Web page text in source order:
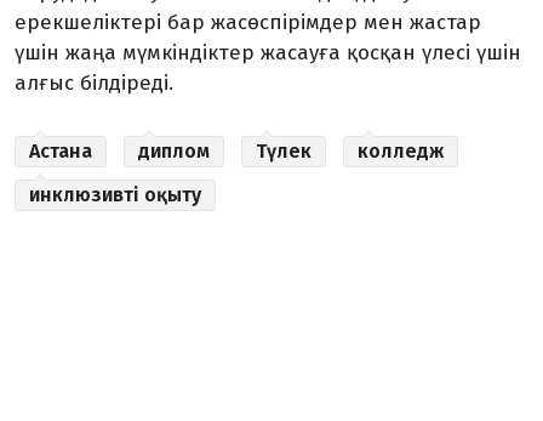
ерекшеліктері бар жасөспірімдер мен жастар
үшін жаңа мүмкіндіктер жасауға қосқан үлесі үшін
алғыс білдіреді.
Астана диплом Түлек
колледж
инклюзивті оқыту